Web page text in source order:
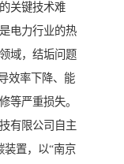
关键技术难
电力行业的热
域，结垢问题
效率下降、能
等严重损失。
有限公司自主
装置，以“南京